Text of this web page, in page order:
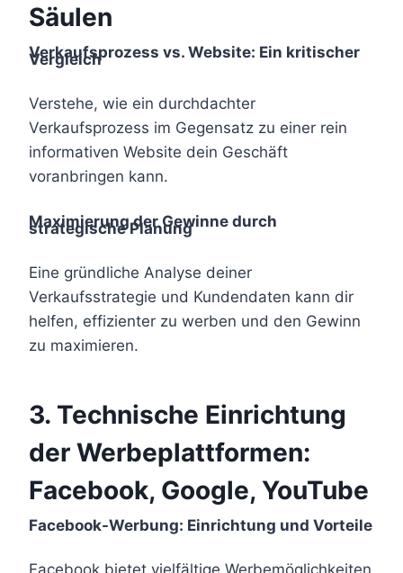
Säulen
Verkaufsprozess vs. Website: Ein kritischer
Vergleich
Verstehe, wie ein durchdachter
Verkaufsprozess im Gegensatz zu einer rein
informativen Website dein Geschäft
voranbringen kann.
Maximierung der Gewinne durch
strategische Planung
Eine gründliche Analyse deiner
Verkaufsstrategie und Kundendaten kann dir
helfen, effizienter zu werben und den Gewinn
zu maximieren.
3. Technische Einrichtung
der Werbeplattformen:
Facebook, Google, YouTube
Facebook-Werbung: Einrichtung und Vorteile
Facebook bietet vielfältige Werbemöglichkeiten